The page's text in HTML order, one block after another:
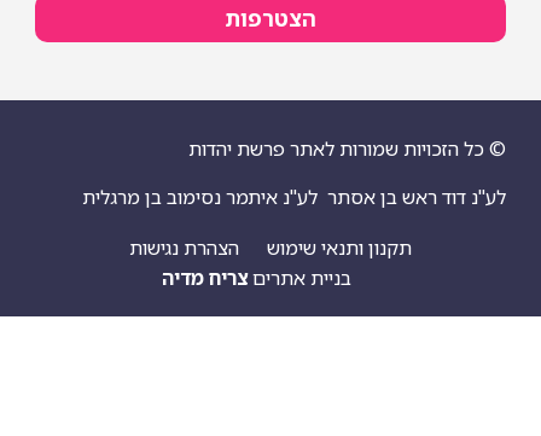
שמורות לאתר פרשת יהדות
ראש בן אסתר לע"נ איתמר נסימוב בן מרגלית
תקנון ותנאי שימוש
הצהרת נגישות
בניית אתריםצריח מדיה